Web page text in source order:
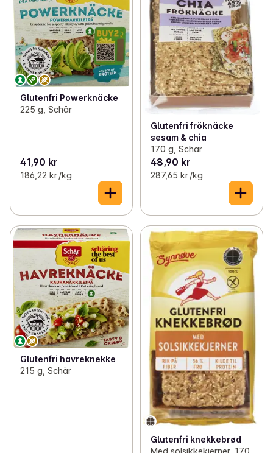
Glutenfri Powerknäcke
225 g, Schär
41,90 kr
186,22 kr /kg
Glutenfri fröknäcke
sesam & chia
170 g, Schär
48,90 kr
287,65 kr /kg
Glutenfri havreknekke
215 g, Schär
Glutenfri knekkebrød
Med solsikkekjerner, 170